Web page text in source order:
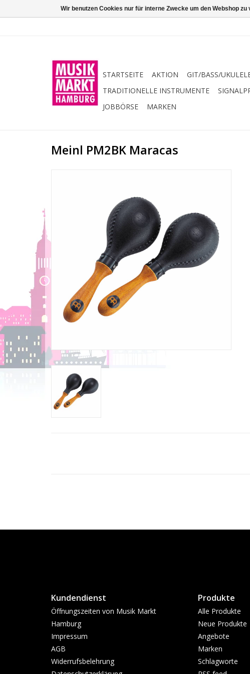
STARTSEITE AKTION GIT/BASS/
TRADITIONELLE INSTRUMENTE
JOBBÖRSE
MARKEN
Meinl PM2BK Maracas
Kundendienst
Öffnungszeiten von Musik Markt
Hamburg
Impressum
AGB
Widerrufsbelehrung
Produkte
Alle Produkte
Neue Produkte
Angebote
Marken
Schlagworte
Wir benutzen Cookies nur für interne Zwecke um den Webshop